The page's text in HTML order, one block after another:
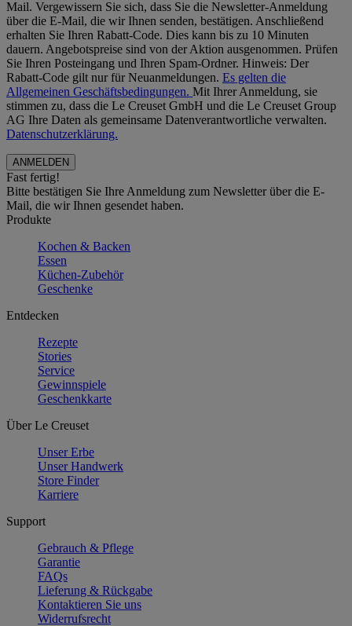
Mail. Vergewissern Sie sich, dass Sie die Newsletter-Anmeldung
über die E-Mail, die wir Ihnen senden, bestätigen. Anschließend
erhalten Sie Ihren Rabatt-Code. Dies kann bis zu 10 Minuten
dauern. Angebotspreise sind von der Aktion ausgenommen. Prüfen
Sie Ihren Posteingang und Ihren Spam-Ordner. Hinweis: Der
Rabatt-Code gilt nur für Neuanmeldungen. Es gelten die
Allgemeinen Geschäftsbedingungen. Mit Ihrer Anmeldung, sie
stimmen zu, dass die Le Creuset GmbH und die Le Creuset Group
AG Ihre Daten als gemeinsame Datenverantwortliche verwalten.
Datenschutzerklärung.
Fast fertig!
Bitte bestätigen Sie Ihre Anmeldung zum Newsletter über die E-
Mail, die wir Ihnen gesendet haben.
Produkte
Kochen & Backen
Essen
Küchen-Zubehör
Geschenke
Entdecken
Rezepte
Stories
Service
Gewinnspiele
Geschenkkarte
Über Le Creuset
Unser Erbe
Unser Handwerk
Store Finder
Karriere
Support
Gebrauch & Pflege
Garantie
FAQs
Lieferung & Rückgabe
Kontaktieren Sie uns
Widerrufsrecht